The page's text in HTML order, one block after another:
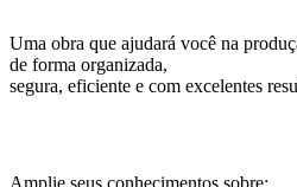
Uma obra que ajudará você na
de forma organizada,
segura, eficiente e com excelentes